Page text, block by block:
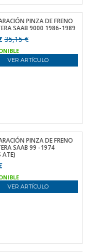
PINZA DE FRENO
SAAB 9000 1986-1989
35,15 €
VER ARTÍCULO
PINZA DE FRENO
SAAB 99 -1974
ATE)
VER ARTÍCULO